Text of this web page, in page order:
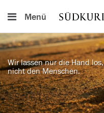
Menü
Wir lassen nur die Hand los,
nicht den Menschen.